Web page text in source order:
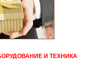
И ТЕХНИКА